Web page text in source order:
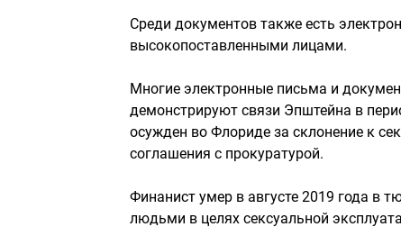
Среди документов также есть
высокопоставленными лицами.
Многие электронные письма и
демонстрируют связи Эпштейна в
осужден во Флориде за склонение к
соглашения с прокуратурой.
Финанист умер в августе 2019 года в
людьми в целях сексуальной